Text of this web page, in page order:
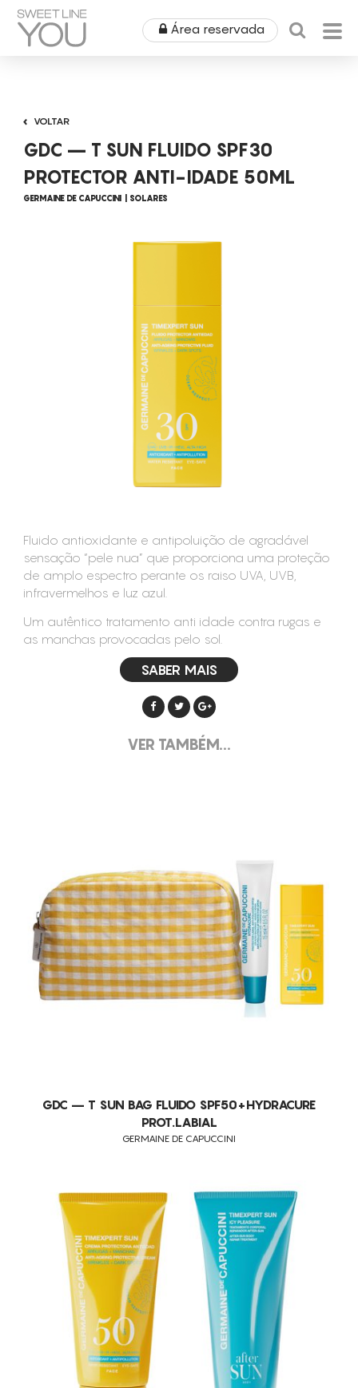
Área reservada
PRODUTOS
EQUIPAMENTOS
ALUGUERES
MOBILIÁRIO
SPA
CONSUMÍVEIS
CAMPANHAS
NOTÍCIAS & EVENTOS
ASSISTÊNCIA TÉCNICA
CONTACTOS
VOLTAR
GDC – T SUN FLUIDO SPF30
PROTECTOR ANTI-IDADE 50ML
GERMAINE DE CAPUCCINI SOLARES
Fluido antioxidante e antipoluição de agradável
sensação “pele nua” que proporciona uma proteção
de amplo espectro perante os raiso UVA, UVB,
infravermelhos e luz azul.
Um autêntico tratamento anti idade contra rugas e
as manchas provocadas pelo sol.
SABER MAIS
VER TAMBÉM...
GDC – T SUN BAG FLUIDO SPF50+HYDRACURE
PROT.LABIAL
GERMAINE DE CAPUCCINI